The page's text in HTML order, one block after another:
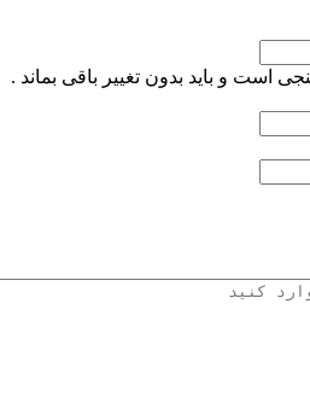
است و باید بدون تغییر باقی بماند .